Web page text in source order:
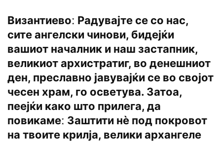
Византиевоː Радувајте се со нас,
сите ангелски чинови, бидејќи
вашиот началник и наш застапник,
великиот архистратиг, во денешниот
ден, преславно јавувајќи се во својот
чесен храм, го осветува. Затоа,
пеејќи како што прилега, да
повикамеː Заштити нѐ под покровот
на твоите крилја, велики архангеле